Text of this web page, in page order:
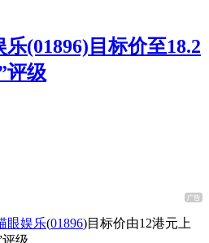
(01896)目标价至18.2
评级
眼娱乐(01896)目标价由12港元上
级。